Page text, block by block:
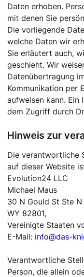
Daten erhoben.
mit denen Sie
Die vorliegende
welche Daten wir
Sie erläutert auch,
geschieht. Wir
Datenübertragung
Kommunikation per
aufweisen kann. Ein
dem Zugriff durch
Hinweis zur
Die verantwortliche
auf dieser Website
Evolution24 LLC
Michael Maus
30 N Gould St Ste N
WY 82801,
Vereinigte Staaten
E-Mail: info@das-
Verantwortliche
Person, die allein